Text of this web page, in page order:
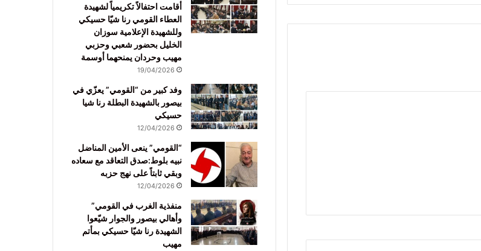
أقامت احتفالاً تكريمياً لشهيدة
العطاء القومي رنا شيّا حسيكي
وللشهيدة الإعلامية سوزان
الخليل بحضور شعبي وحزبي
مهيب وحردان يمنحهما أوسمة
19/04/2026
وفد كبير من “القومي” يعزّي في
بيصور بالشهيدة البطلة رنا شيا
حسيكي
12/04/2026
“القومي” ينعى الأمين المناضل
نبيه بلوط:صدق التعاقد مع سعاده
وبقي ثابتاً على نهج حزبه
12/04/2026
منفذية الغرب في القومي”
وأهالي بيصور والجوار شيّعوا
الشهيدة رنا شيّا حسيكي بمأتم
مهيب